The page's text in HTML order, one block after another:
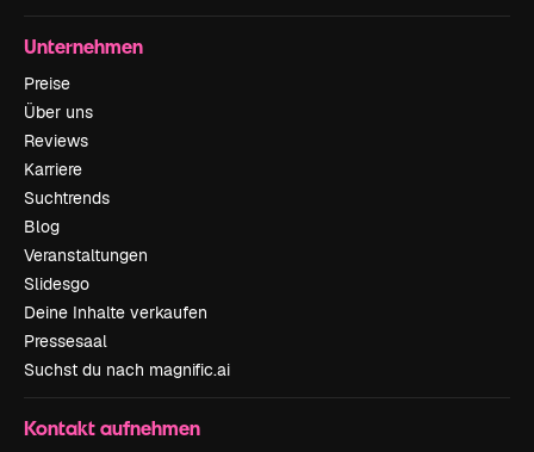
Unternehmen
Preise
Über uns
Reviews
Karriere
Suchtrends
Blog
Veranstaltungen
Slidesgo
Deine Inhalte verkaufen
Pressesaal
Suchst du nach magnific.ai
Kontakt aufnehmen